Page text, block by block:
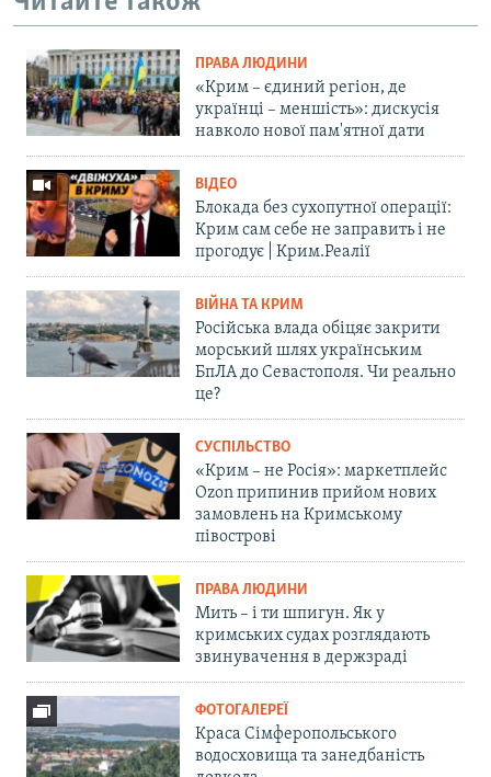
ПРАВА ЛЮДИНИ
«Крим – єдиний регіон, де
українці – меншість»: дискусія
навколо нової пам'ятної дати
ВІДЕО
Блокада без сухопутної операції:
Крим сам себе не заправить і не
прогодує | Крим.Реалії
ВІЙНА ТА КРИМ
Російська влада обіцяє закрити
морський шлях українським
БпЛА до Севастополя. Чи реально
це?
СУСПІЛЬСТВО
«Крим – не Росія»: маркетплейс
Ozon припинив прийом нових
замовлень на Кримському
півострові
ПРАВА ЛЮДИНИ
Мить – і ти шпигун. Як у
кримських судах розглядають
звинувачення в держзраді
ФОТОГАЛЕРЕЇ
Краса Сімферопольського
водосховища та занедбаність